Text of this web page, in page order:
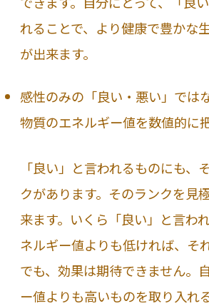
れることで、より健康で豊かな
が出来ます。
感性のみの「良い・悪い」では
物質のエネルギー値を数値的に
「良い」と言われるものにも、
クがあります。そのランクを見
来ます。いくら「良い」と言わ
ネルギー値よりも低ければ、そ
でも、効果は期待できません。
ー値よりも高いものを取り入れ